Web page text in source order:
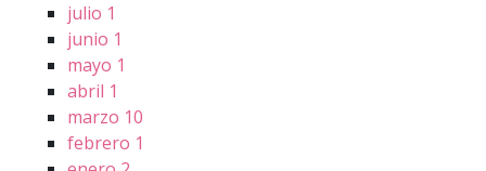
julio 1
junio 1
mayo 1
abril 1
marzo 10
febrero 1